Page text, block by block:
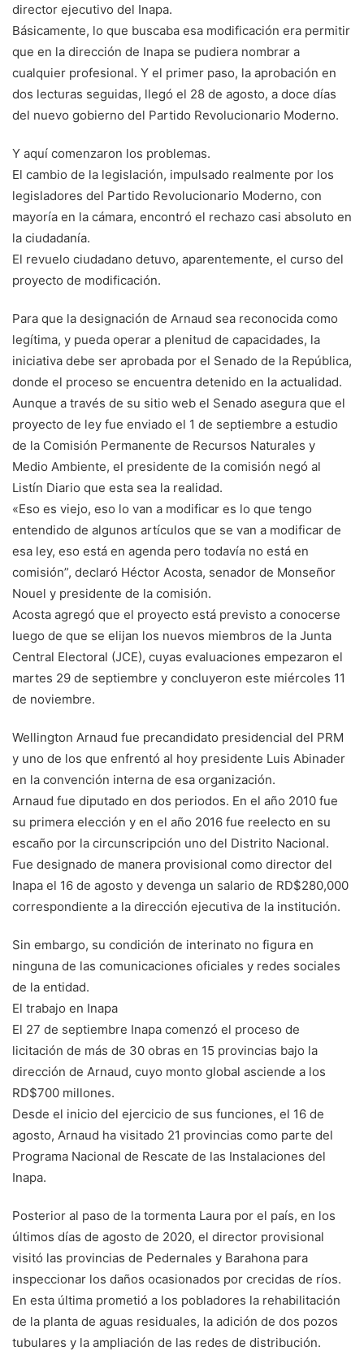
director ejecutivo del Inapa.
Básicamente, lo que buscaba esa modificación era permitir
que en la dirección de Inapa se pudiera nombrar a
cualquier profesional. Y el primer paso, la aprobación en
dos lecturas seguidas, llegó el 28 de agosto, a doce días
del nuevo gobierno del Partido Revolucionario Moderno.
Y aquí comenzaron los problemas.
El cambio de la legislación, impulsado realmente por los
legisladores del Partido Revolucionario Moderno, con
mayoría en la cámara, encontró el rechazo casi absoluto en
la ciudadanía.
El revuelo ciudadano detuvo, aparentemente, el curso del
proyecto de modificación.
Para que la designación de Arnaud sea reconocida como
legítima, y pueda operar a plenitud de capacidades, la
iniciativa debe ser aprobada por el Senado de la República,
donde el proceso se encuentra detenido en la actualidad.
Aunque a través de su sitio web el Senado asegura que el
proyecto de ley fue enviado el 1 de septiembre a estudio
de la Comisión Permanente de Recursos Naturales y
Medio Ambiente, el presidente de la comisión negó al
Listín Diario que esta sea la realidad.
«Eso es viejo, eso lo van a modificar es lo que tengo
entendido de algunos artículos que se van a modificar de
esa ley, eso está en agenda pero todavía no está en
comisión”, declaró Héctor Acosta, senador de Monseñor
Nouel y presidente de la comisión.
Acosta agregó que el proyecto está previsto a conocerse
luego de que se elijan los nuevos miembros de la Junta
Central Electoral (JCE), cuyas evaluaciones empezaron el
martes 29 de septiembre y concluyeron este miércoles 11
de noviembre.
Wellington Arnaud fue precandidato presidencial del PRM
y uno de los que enfrentó al hoy presidente Luis Abinader
en la convención interna de esa organización.
Arnaud fue diputado en dos periodos. En el año 2010 fue
su primera elección y en el año 2016 fue reelecto en su
escaño por la circunscripción uno del Distrito Nacional.
Fue designado de manera provisional como director del
Inapa el 16 de agosto y devenga un salario de RD$280,000
correspondiente a la dirección ejecutiva de la institución.
Sin embargo, su condición de interinato no figura en
ninguna de las comunicaciones oficiales y redes sociales
de la entidad.
El trabajo en Inapa
El 27 de septiembre Inapa comenzó el proceso de
licitación de más de 30 obras en 15 provincias bajo la
dirección de Arnaud, cuyo monto global asciende a los
RD$700 millones.
Desde el inicio del ejercicio de sus funciones, el 16 de
agosto, Arnaud ha visitado 21 provincias como parte del
Programa Nacional de Rescate de las Instalaciones del
Inapa.
Posterior al paso de la tormenta Laura por el país, en los
últimos días de agosto de 2020, el director provisional
visitó las provincias de Pedernales y Barahona para
inspeccionar los daños ocasionados por crecidas de ríos.
En esta última prometió a los pobladores la rehabilitación
de la planta de aguas residuales, la adición de dos pozos
tubulares y la ampliación de las redes de distribución.